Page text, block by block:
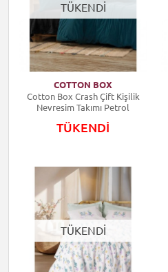
TÜKENDİ
COTTON BOX
Cotton Box Crash Çift Kişilik
Nevresim Takımı Petrol
TÜKENDİ
TÜKENDİ